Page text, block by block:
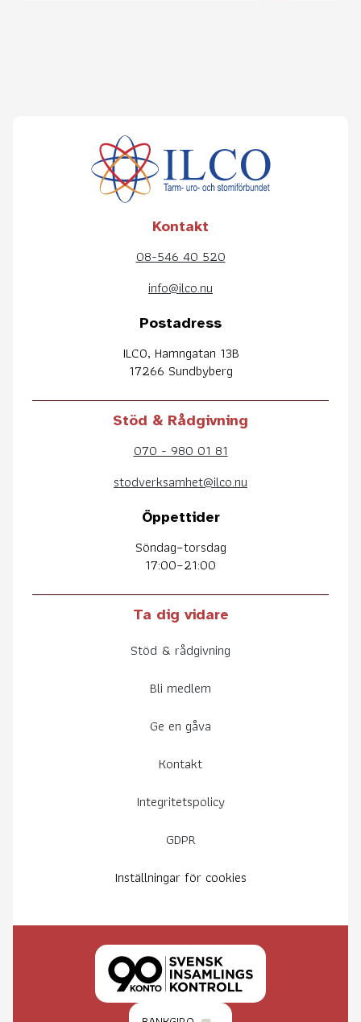
Kontakt
08-546 40 520
info@ilco.nu
Postadress
ILCO, Hamngatan 13B
17266 Sundbyberg
Stöd & Rådgivning
070 - 980 01 81
stodverksamhet@ilco.nu
Öppettider
Söndag–torsdag
17:00–21:00
Ta dig vidare
Stöd & rådgivning
Bli medlem
Ge en gåva
Kontakt
Integritetspolicy
GDPR
Inställningar för cookies